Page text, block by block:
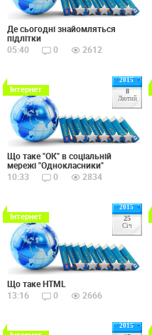
Де сьогодні знайомляться
підлітки
05:40
0 2612
2015
8
Лютий
Інтернет
Що таке "ОК" в соціальній
мережі "Однокласники"
10:33
0 2834
2015
25
Січ
Інтернет
Що таке HTML
13:16
0 2666
2015